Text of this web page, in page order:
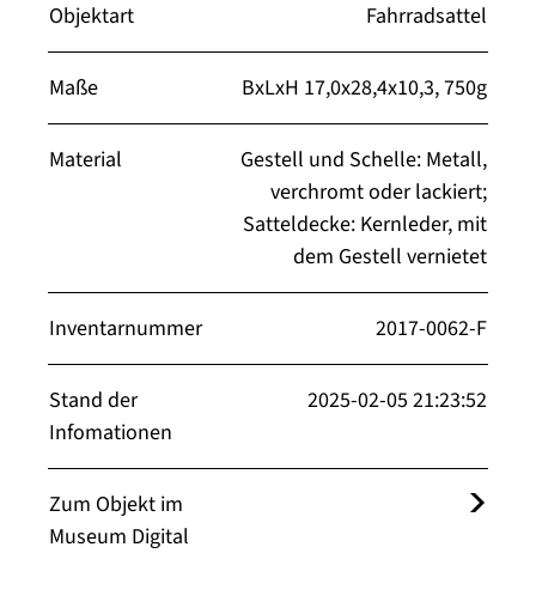
Objektart
Fahrradsattel
Maße BxLxH 17,0x28,4x10,3, 750g
Material
Gestell und Schelle: Metall,
verchromt oder lackiert;
Satteldecke: Kernleder, mit
dem Gestell vernietet
Inventarnummer 2017-0062-F
Stand der
Infomationen
2025-02-05 21:23:52
Zum Objekt im
Museum Digital